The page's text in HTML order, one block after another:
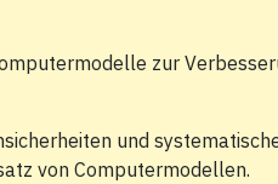
zur
und
von Computermodellen.